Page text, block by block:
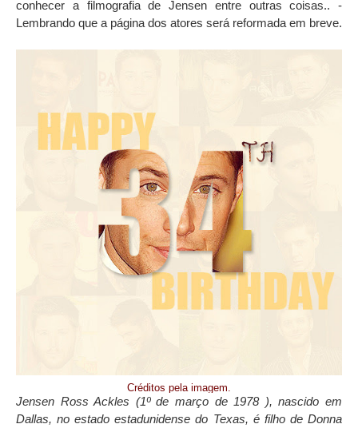
conhecer a filmografia de Jensen entre outras coisas.. -
Lembrando que a página dos atores será reformada em breve.
Créditos pela imagem.
Jensen Ross Ackles (1º de março de 1978 ), nascido em
Dallas, no estado estadunidense do Texas, é filho de Donna